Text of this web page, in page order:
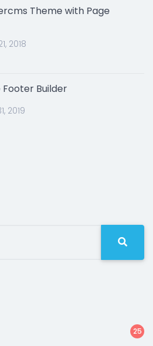
Theme with Page
2018
Footer Builder
2019
25